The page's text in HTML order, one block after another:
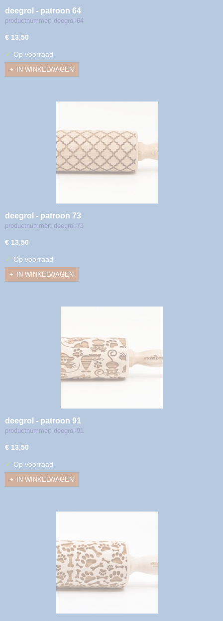
deegrol - patroon 64
productnummer: deegrol-64
€ 13,50
✓ Op voorraad
IN WINKELWAGEN
deegrol - patroon 73
productnummer: deegrol-73
€ 13,50
✓ Op voorraad
IN WINKELWAGEN
deegrol - patroon 91
productnummer: deegrol-91
€ 13,50
✓ Op voorraad
IN WINKELWAGEN